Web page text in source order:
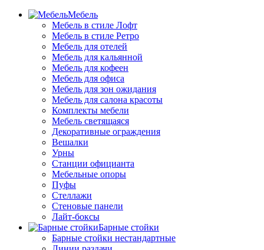
Мебель
Мебель в стиле Лофт
Мебель в стиле Ретро
Мебель для отелей
Мебель для кальянной
Мебель для кофеен
Мебель для офиса
Мебель для зон ожидания
Мебель для салона красоты
Комплекты мебели
Мебель светящаяся
Декоративные ограждения
Вешалки
Урны
Станции официанта
Мебельные опоры
Пуфы
Стеллажи
Стеновые панели
Лайт-боксы
Барные стойки
Барные стойки нестандартные